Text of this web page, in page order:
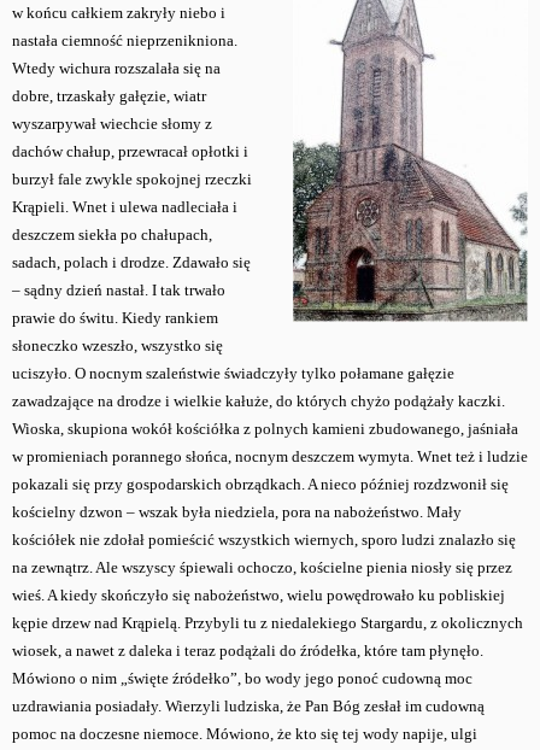
w końcu całkiem zakryły niebo i
nastała ciemność nieprzenikniona.
Wtedy wichura rozszalała się na
dobre, trzaskały gałęzie, wiatr
wyszarpywał wiechcie słomy z
dachów chałup, przewracał opłotki i
burzył fale zwykle spokojnej rzeczki
Krąpieli. Wnet i ulewa nadleciała i
deszczem siekła po chałupach,
sadach, polach i drodze. Zdawało się
– sądny dzień nastał. I tak trwało
prawie do świtu. Kiedy rankiem
słoneczko wzeszło, wszystko się
uciszyło. O nocnym szaleństwie świadczyły tylko połamane gałęzie
zawadzające na drodze i wielkie kałuże, do których chyżo podążały kaczki.
Wioska, skupiona wokół kościółka z polnych kamieni zbudowanego, jaśniała
w promieniach porannego słońca, nocnym deszczem wymyta. Wnet też i ludzie
pokazali się przy gospodarskich obrządkach. A nieco później rozdzwonił się
kościelny dzwon – wszak była niedziela, pora na nabożeństwo. Mały
kościółek nie zdołał pomieścić wszystkich wiernych, sporo ludzi znalazło się
na zewnątrz. Ale wszyscy śpiewali ochoczo, kościelne pienia niosły się przez
wieś. A kiedy skończyło się nabożeństwo, wielu powędrowało ku pobliskiej
kępie drzew nad Krąpielą. Przybyli tu z niedalekiego Stargardu, z okolicznych
wiosek, a nawet z daleka i teraz podążali do źródełka, które tam płynęło.
Mówiono o nim „święte źródełko”, bo wody jego ponoć cudowną moc
uzdrawiania posiadały. Wierzyli ludziska, że Pan Bóg zesłał im cudowną
pomoc na doczesne niemoce. Mówiono, że kto się tej wody napije, ulgi